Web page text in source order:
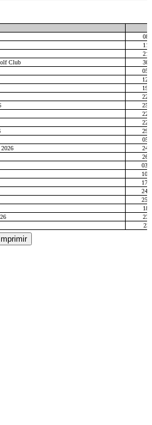
CCG
Trujillo
GC
GC
Exterior
con Hándicap